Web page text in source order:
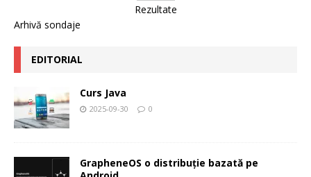
Rezultate
Arhivă sondaje
EDITORIAL
Curs Java
2025-09-30 0
GrapheneOS o distribuție bazată pe